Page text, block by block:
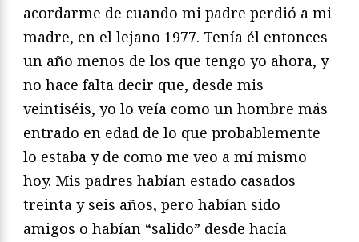
acordarme de cuando mi padre perdió a mi
madre, en el lejano 1977. Tenía él entonces
un año menos de los que tengo yo ahora, y
no hace falta decir que, desde mis
veintiséis, yo lo veía como un hombre más
entrado en edad de lo que probablemente
lo estaba y de como me veo a mí mismo
hoy. Mis padres habían estado casados
treinta y seis años, pero habían sido
amigos o habían “salido” desde hacía